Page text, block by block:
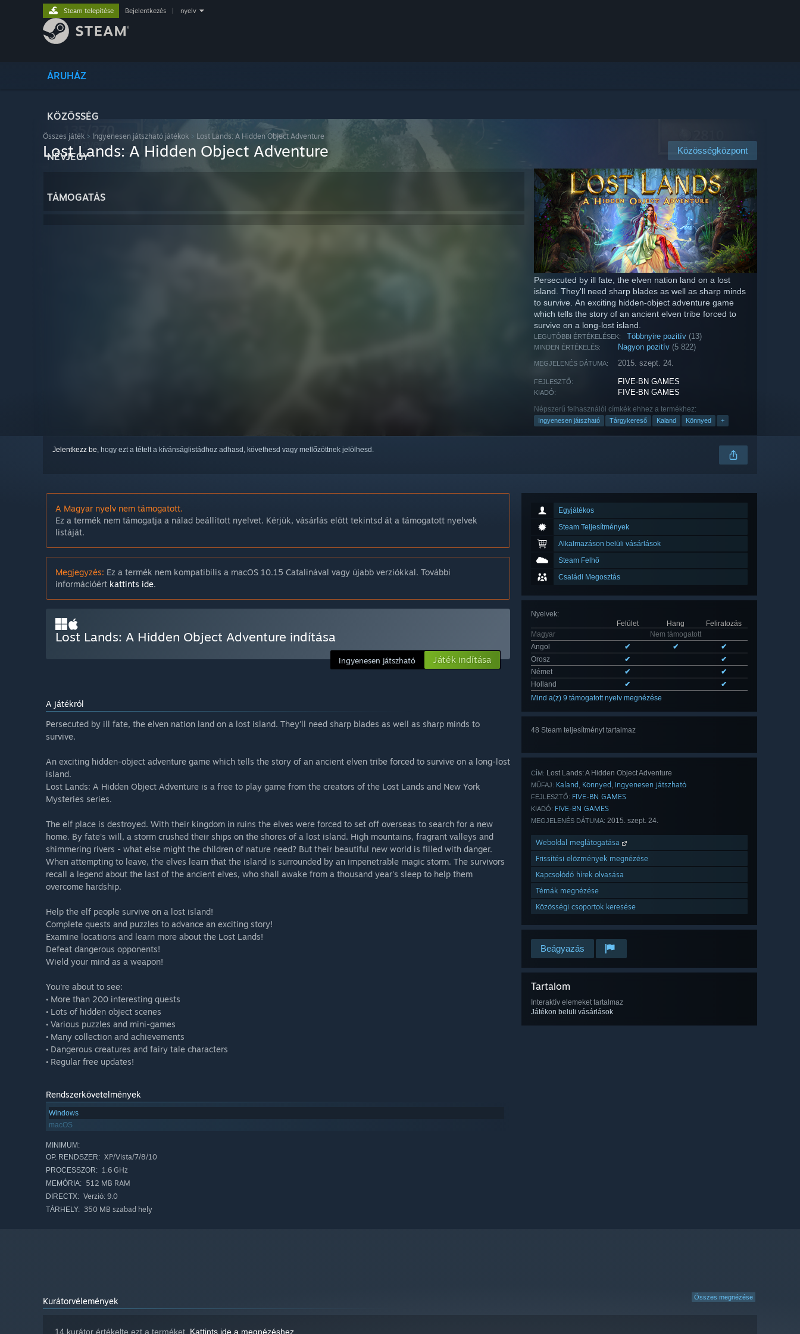
ÁRUHÁZ
KÖZÖSSÉG
NÉVJEGY
TÁMOGATÁS
Steam telepítése Bejelentkezés nyelv
Összes játék > Ingyenesen játszható játékok > Lost Lands: A Hidden Object Adventure
Közösségközpont
Lost Lands: A Hidden Object Adventure
Persecuted by ill fate, the elven nation land on a lost
island. They'll need sharp blades as well as sharp minds
to survive. An exciting hidden-object adventure game
which tells the story of an ancient elven tribe forced to
survive on a long-lost island.
LEGUTÓBBI ÉRTÉKELÉSEK: Többnyire pozitív (13)
MINDEN ÉRTÉKELÉS: Nagyon pozitív (5 822)
MEGJELENÉS DÁTUMA: 2015. szept. 24.
FEJLESZTŐ: FIVE-BN GAMES
KIADÓ: FIVE-BN GAMES
Népszerű felhasználói címkék ehhez a termékhez:
Ingyenesen játszható Tárgykereső Kaland Könnyed +
Jelentkezz be, hogy ezt a tételt a kívánságlistádhoz adhasd, követhesd vagy mellőzöttnek jelölhesd.
Egyjátékos
Steam Teljesítmények
Alkalmazáson belüli vásárlások
Steam Felhő
Családi Megosztás
Nyelvek:
Felület
Hang
Feliratozás
Magyar
Nem támogatott
Angol
✔ ✔
✔
Orosz
✔
✔
Német
✔
✔
Holland
✔
✔
Mind a(z) 9 támogatott nyelv megnézése
48 Steam teljesítményt tartalmaz
CÍM: Lost Lands: A Hidden Object Adventure
MŰFAJ: Kaland, Könnyed, Ingyenesen játszható
FEJLESZTŐ: FIVE-BN GAMES
KIADÓ: FIVE-BN GAMES
MEGJELENÉS DÁTUMA: 2015. szept. 24.
Weboldal meglátogatása
Frissítési előzmények megnézése
Kapcsolódó hírek olvasása
Témák megnézése
Közösségi csoportok keresése
Beágyazás
Tartalom
Interaktív elemeket tartalmaz
Játékon belüli vásárlások
A Magyar nyelv nem támogatott.
Ez a termék nem támogatja a nálad beállított nyelvet. Kérjük, vásárlás előtt tekintsd át a támogatott nyelvek
listáját.
Megjegyzés: Ez a termék nem kompatibilis a macOS 10.15 Catalinával vagy újabb verziókkal. További
információért kattints ide.
Lost Lands: A Hidden Object Adventure indítása
Ingyenesen játszható Játék indítása
A játékról
Persecuted by ill fate, the elven nation land on a lost island. They'll need sharp blades as well as sharp minds to
survive.
An exciting hidden-object adventure game which tells the story of an ancient elven tribe forced to survive on a long-lost
island.
Lost Lands: A Hidden Object Adventure is a free to play game from the creators of the Lost Lands and New York
Mysteries series.
The elf place is destroyed. With their kingdom in ruins the elves were forced to set off overseas to search for a new
home. By fate's will, a storm crushed their ships on the shores of a lost island. High mountains, fragrant valleys and
shimmering rivers - what else might the children of nature need? But their beautiful new world is filled with danger.
When attempting to leave, the elves learn that the island is surrounded by an impenetrable magic storm. The survivors
recall a legend about the last of the ancient elves, who shall awake from a thousand year's sleep to help them
overcome hardship.
Help the elf people survive on a lost island!
Complete quests and puzzles to advance an exciting story!
Examine locations and learn more about the Lost Lands!
Defeat dangerous opponents!
Wield your mind as a weapon!
You're about to see:
• More than 200 interesting quests
• Lots of hidden object scenes
• Various puzzles and mini-games
• Many collection and achievements
• Dangerous creatures and fairy tale characters
• Regular free updates!
Rendszerkövetelmények
Windows
macOS
MINIMUM:
OP. RENDSZER: XP/Vista/7/8/10
PROCESSZOR: 1.6 GHz
MEMÓRIA: 512 MB RAM
DIRECTX: Verzió: 9.0
TÁRHELY: 350 MB szabad hely
Összes megnézése
Kurátorvélemények
14 kurátor értékelte ezt a terméket. Kattints ide a megnézéshez